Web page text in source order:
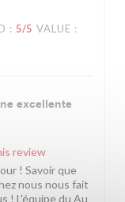
: 5/5 VALUE :
excellente
review
! Savoir que
nous nous fait
! L'équipe du Au